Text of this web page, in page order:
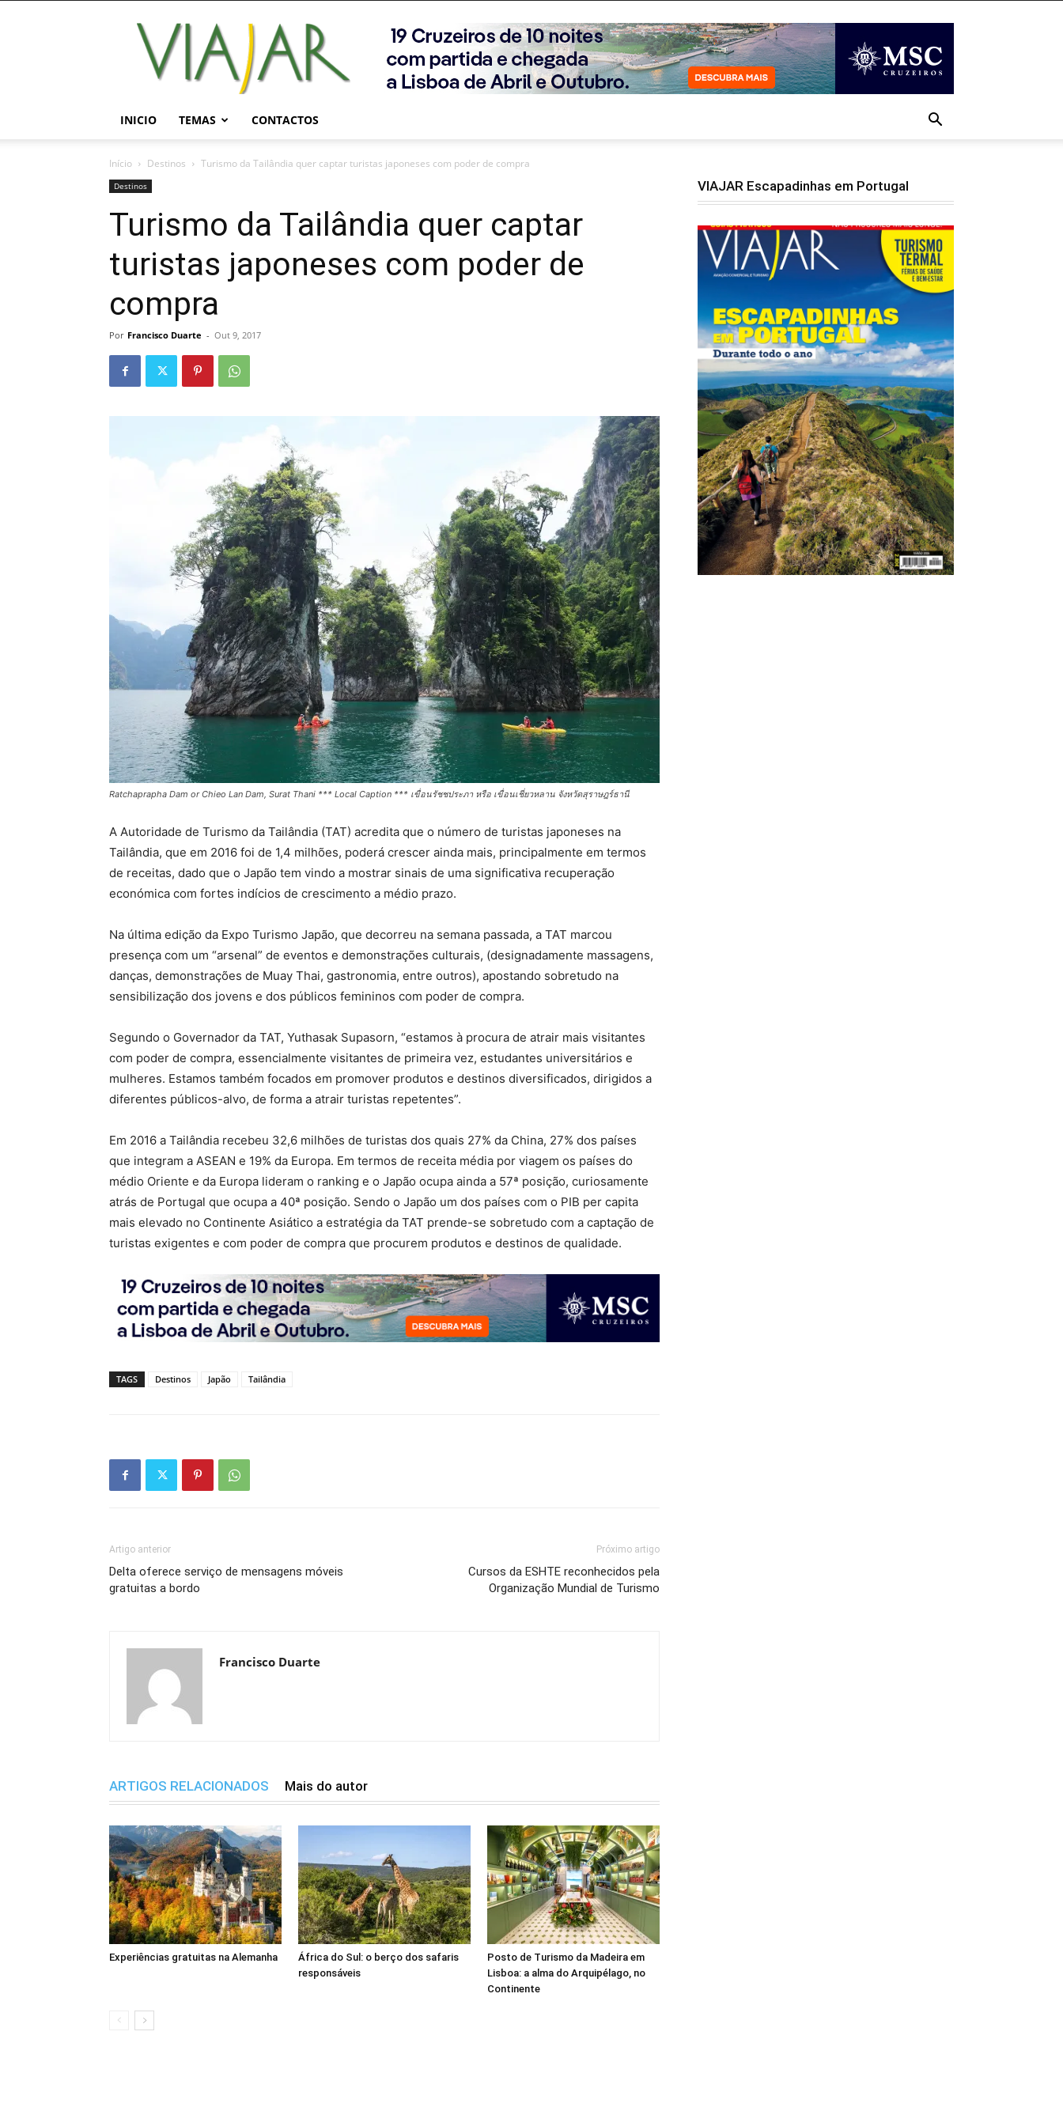
Viajar
Magazine
Online
INICIO TEMAS CONTACTOS
Início Destinos Turismo da Tailândia quer captar turistas japoneses com poder de compra
Destinos
Turismo da Tailândia quer captar
turistas japoneses com poder de
compra
Por Francisco Duarte - Out 9, 2017
Ratchaprapha Dam or Chieo Lan Dam, Surat Thani *** Local Caption *** เขื่อนรัชชประภา หรือ เขื่อนเชี่ยวหลาน จังหวัดสุราษฎร์ธานี
A Autoridade de Turismo da Tailândia (TAT) acredita que o número de turistas japoneses na
Tailândia, que em 2016 foi de 1,4 milhões, poderá crescer ainda mais, principalmente em termos
de receitas, dado que o Japão tem vindo a mostrar sinais de uma significativa recuperação
económica com fortes indícios de crescimento a médio prazo.
Na última edição da Expo Turismo Japão, que decorreu na semana passada, a TAT marcou
presença com um “arsenal” de eventos e demonstrações culturais, (designadamente massagens,
danças, demonstrações de Muay Thai, gastronomia, entre outros), apostando sobretudo na
sensibilização dos jovens e dos públicos femininos com poder de compra.
Segundo o Governador da TAT, Yuthasak Supasorn, “estamos à procura de atrair mais visitantes
com poder de compra, essencialmente visitantes de primeira vez, estudantes universitários e
mulheres. Estamos também focados em promover produtos e destinos diversificados, dirigidos a
diferentes públicos-alvo, de forma a atrair turistas repetentes”.
Em 2016 a Tailândia recebeu 32,6 milhões de turistas dos quais 27% da China, 27% dos países
que integram a ASEAN e 19% da Europa. Em termos de receita média por viagem os países do
médio Oriente e da Europa lideram o ranking e o Japão ocupa ainda a 57ª posição, curiosamente
atrás de Portugal que ocupa a 40ª posição. Sendo o Japão um dos países com o PIB per capita
mais elevado no Continente Asiático a estratégia da TAT prende-se sobretudo com a captação de
turistas exigentes e com poder de compra que procurem produtos e destinos de qualidade.
TAGS Destinos Japão Tailândia
Artigo anterior
Delta oferece serviço de mensagens móveis
gratuitas a bordo
Próximo artigo
Cursos da ESHTE reconhecidos pela
Organização Mundial de Turismo
Francisco Duarte
ARTIGOS RELACIONADOS Mais do autor
Experiências gratuitas na Alemanha
África do Sul: o berço dos safaris
responsáveis
Posto de Turismo da Madeira em
Lisboa: a alma do Arquipélago, no
Continente
VIAJAR Escapadinhas em Portugal